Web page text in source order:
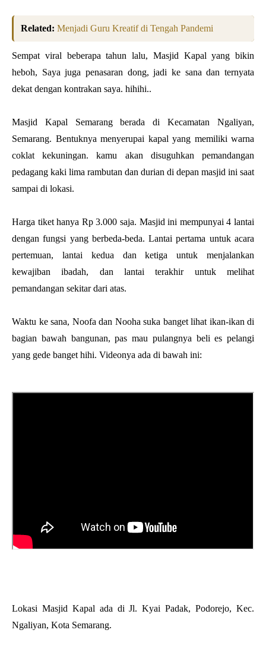
Related: Menjadi Guru Kreatif di Tengah Pandemi
Sempat viral beberapa tahun lalu, Masjid Kapal yang bikin
heboh, Saya juga penasaran dong, jadi ke sana dan ternyata
dekat dengan kontrakan saya. hihihi..
Masjid Kapal Semarang berada di Kecamatan Ngaliyan,
Semarang. Bentuknya menyerupai kapal yang memiliki warna
coklat kekuningan. kamu akan disuguhkan pemandangan
pedagang kaki lima rambutan dan durian di depan masjid ini saat
sampai di lokasi.
Harga tiket hanya Rp 3.000 saja. Masjid ini mempunyai 4 lantai
dengan fungsi yang berbeda-beda. Lantai pertama untuk acara
pertemuan, lantai kedua dan ketiga untuk menjalankan
kewajiban ibadah, dan lantai terakhir untuk melihat
pemandangan sekitar dari atas.
Waktu ke sana, Noofa dan Nooha suka banget lihat ikan-ikan di
bagian bawah bangunan, pas mau pulangnya beli es pelangi
yang gede banget hihi. Videonya ada di bawah ini:
Lokasi Masjid Kapal ada di Jl. Kyai Padak, Podorejo, Kec.
Ngaliyan, Kota Semarang.